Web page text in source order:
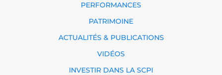
PERFORMANCES
PATRIMOINE
ACTUALITÉS & PUBLICATIONS
VIDÉOS
INVESTIR DANS LA SCPI